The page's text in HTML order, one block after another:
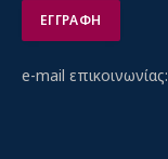
e-mail επικοινωνίας: